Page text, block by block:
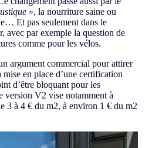
», la nourriture saine ou
Et pas seulement dans le
avec par exemple la question de
comme pour les vélos.
argument commercial pour attirer
en place d’une certification
d’être bloquant pour les
version V2 vise notamment à
3 à 4 € du m2, à environ 1 € du m2